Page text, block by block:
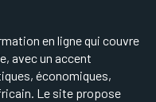
en ligne qui couvre
avec un accent
économiques,
Le site propose